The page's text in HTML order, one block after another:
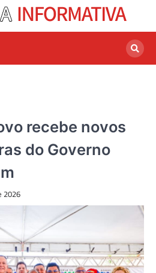
recebe novos
do Governo
2026